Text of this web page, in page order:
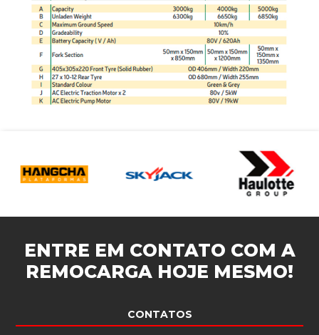
ENTRE EM CONTATO COM A
REMOCARGA HOJE MESMO!
CONTATOS